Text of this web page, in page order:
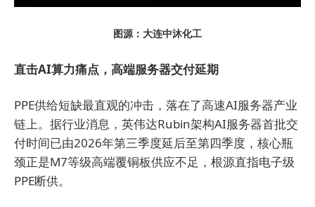
图源：大连中沐化工
直击AI算力痛点，高端服务器交付延期
PPE供给短缺最直观的冲击，落在了高速AI服务器产业
链上。据行业消息，英伟达Rubin架构AI服务器首批交
付时间已由2026年第三季度延后至第四季度，核心瓶
颈正是M7等级高端覆铜板供应不足，根源直指电子级
PPE断供。